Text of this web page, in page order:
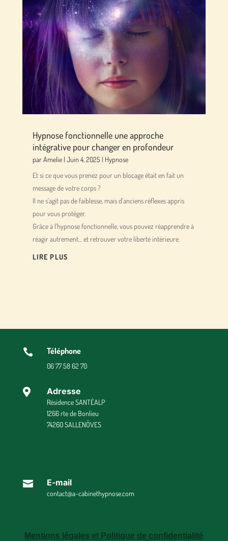
Hypnose fonctionnelle une approche
intégrative pour changer en profondeur
parAmelie| Juin 4, 2025| Hypnose
Et si ce que vous prenez pour un blocage était en fait un
message de votre corps ?
Il ne s’agit pas de faiblesse, mais d’anciens réflexes appris
pour vous protéger.
Grâce à l’hypnose fonctionnelle, vous pouvez réapprendre à
réagir autrement… et retrouver votre liberté intérieure.
LIRE PLUS
 Téléphone
06 77 58 62 70
 Adresse
Résidence SANTÉALP
1266 rte de Bonlieu
74260 SALLENÔVES
 E-mail
contact@a-cabinethypnose.com
Mentions légales et Politique de confidentialité